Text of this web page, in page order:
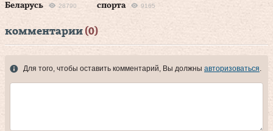
Беларусь
28790
спорта
9165
комментарии (0)
Для того, чтобы оставить комментарий, Вы должны авторизоваться.